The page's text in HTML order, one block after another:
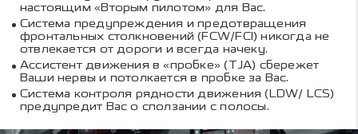
настоящим «Вторым пилотом» для Вас.
Система предупреждения и предотвращения
фронтальных столкновений (FCW/FCI) никогда не
отвлекается от дороги и всегда начеку.
Ассистент движения в «пробке» (TJA) сбережет
Ваши нервы и потолкается в пробке за Вас.
Система контроля рядности движения (LDW/ LCS)
предупредит Вас о сползании с полосы.